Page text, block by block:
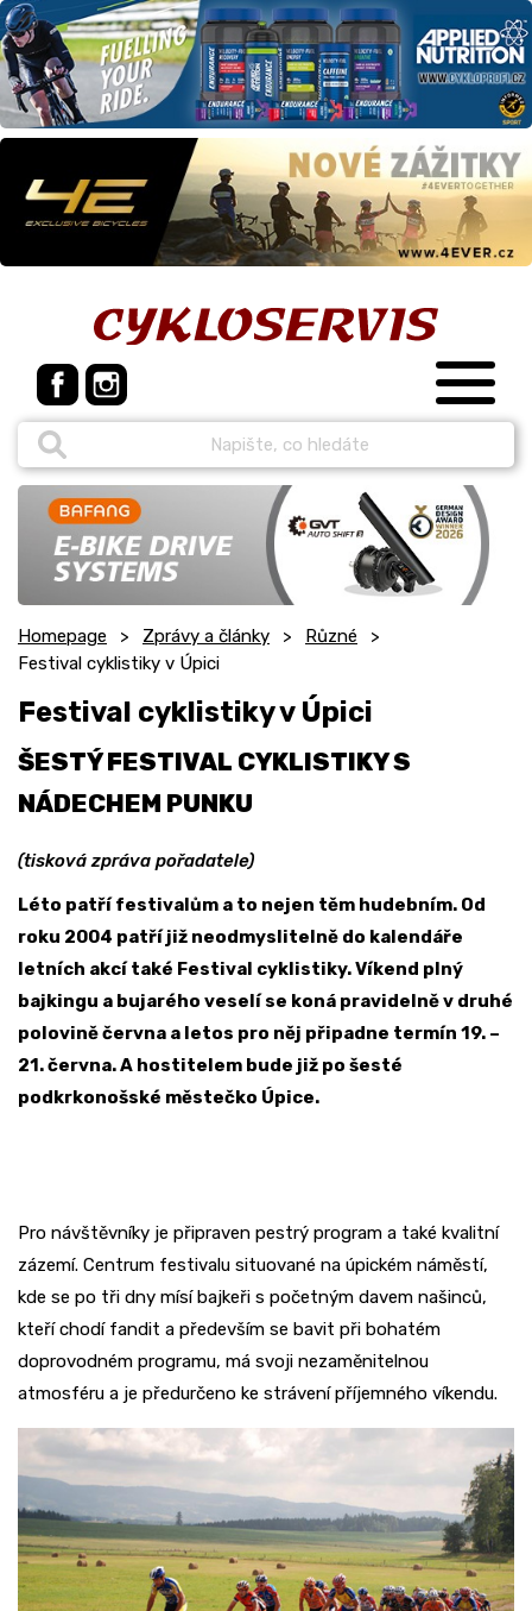
Homepage Zprávy a články
Různé
Festival cyklistiky v Úpici
Festival cyklistiky v Úpici
ŠESTÝ FESTIVAL CYKLISTIKY S
NÁDECHEM PUNKU
(tisková zpráva pořadatele)
Léto patří festivalům a to nejen těm hudebním. Od
roku 2004 patří již neodmyslitelně do kalendáře
letních akcí také Festival cyklistiky. Víkend plný
bajkingu a bujarého veselí se koná pravidelně v druhé
polovině června a letos pro něj připadne termín 19. –
21. června. A hostitelem bude již po šesté
podkrkonošské městečko Úpice.
Pro návštěvníky je připraven pestrý program a také kvalitní
zázemí. Centrum festivalu situované na úpickém náměstí,
kde se po tři dny mísí bajkeři s početným davem našinců,
kteří chodí fandit a především se bavit při bohatém
doprovodném programu, má svoji nezaměnitelnou
atmosféru a je předurčeno ke strávení příjemného víkendu.